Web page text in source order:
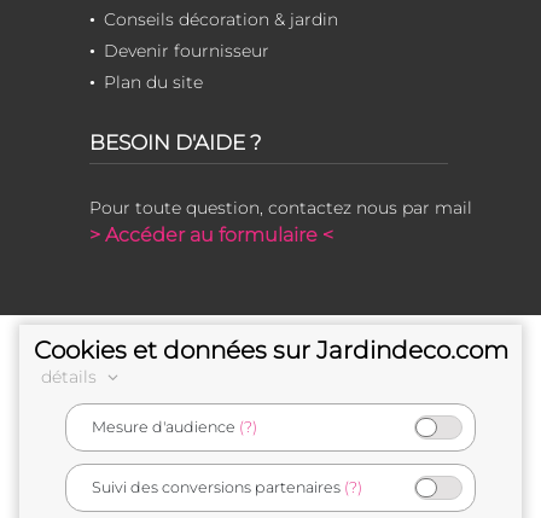
Conseils décoration & jardin
Devenir fournisseur
Plan du site
BESOIN D'AIDE ?
Pour toute question, contactez nous par mail
> Accéder au formulaire <
e-commerçant français
Cookies et données sur Jardindeco.com
détails
Mesure d'audience (?)
Suivi des conversions partenaires (?)